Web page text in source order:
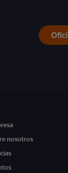
nosotros